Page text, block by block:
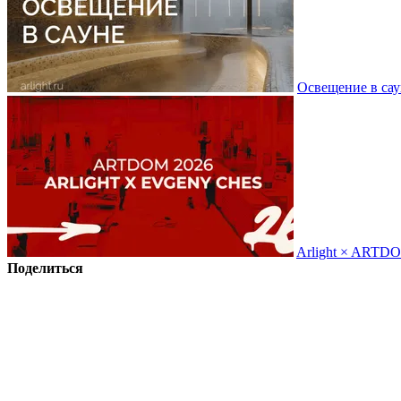
Освещение в
Arlight ×
Поделиться